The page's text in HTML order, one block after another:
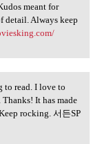
meant for
detail. Always keep
to read. I love to
It has made
rocking. 서든SP